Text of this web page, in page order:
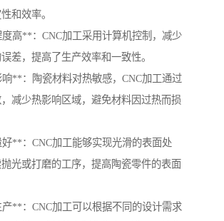
和效率。
高**：CNC加工采用计算机控制，减少
差，提高了生产效率和一致性。
**：陶瓷材料对热敏感，CNC加工通过
减少热影响区域，避免材料因过热而损
**：CNC加工能够实现光滑的表面处
光或打磨的工序，提高陶瓷零件的表面
**：CNC加工可以根据不同的设计需求